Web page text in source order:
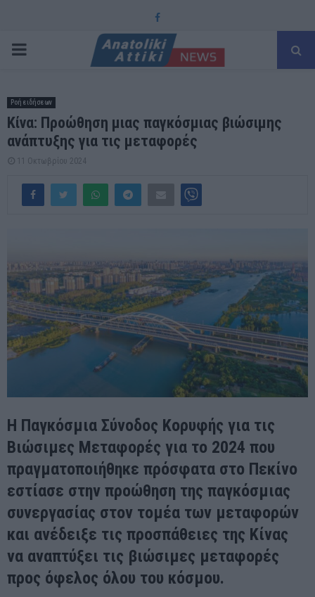
Facebook
PRIMARY
Ροή ειδήσεων
Κίνα: Προώθηση μιας παγκόσμιας βιώσιμης
ανάπτυξης για τις μεταφορές
11 Οκτωβρίου 2024
Η Παγκόσμια Σύνοδος Κορυφής για τις
Βιώσιμες Μεταφορές για το 2024 που
πραγματοποιήθηκε πρόσφατα στο Πεκίνο
εστίασε στην προώθηση της παγκόσμιας
συνεργασίας στον τομέα των μεταφορών
και ανέδειξε τις προσπάθειες της Κίνας
να αναπτύξει τις βιώσιμες μεταφορές
προς όφελος όλου του κόσμου.